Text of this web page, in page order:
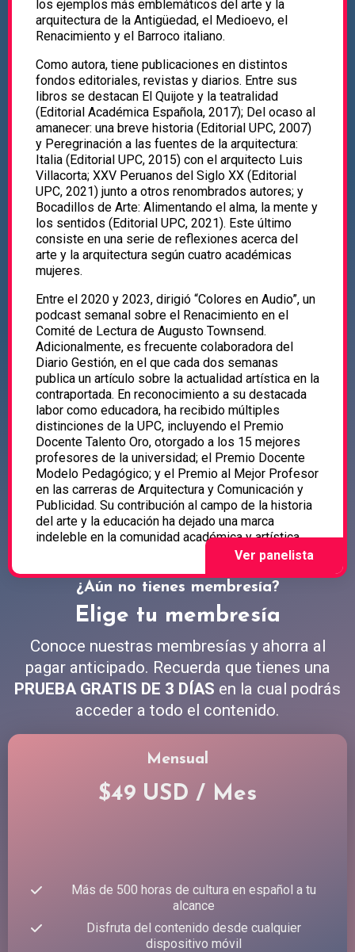
los ejemplos más emblemáticos del arte y la
arquitectura de la Antigüedad, el Medioevo, el
Renacimiento y el Barroco italiano.
Como autora, tiene publicaciones en distintos
fondos editoriales, revistas y diarios. Entre sus
libros se destacan El Quijote y la teatralidad
(Editorial Académica Española, 2017); Del ocaso al
amanecer: una breve historia (Editorial UPC, 2007)
y Peregrinación a las fuentes de la arquitectura:
Italia (Editorial UPC, 2015) con el arquitecto Luis
Villacorta; XXV Peruanos del Siglo XX (Editorial
UPC, 2021) junto a otros renombrados autores; y
Bocadillos de Arte: Alimentando el alma, la mente y
los sentidos (Editorial UPC, 2021). Este último
consiste en una serie de reflexiones acerca del
arte y la arquitectura según cuatro académicas
mujeres.
Entre el 2020 y 2023, dirigió “Colores en Audio”, un
podcast semanal sobre el Renacimiento en el
Comité de Lectura de Augusto Townsend.
Adicionalmente, es frecuente colaboradora del
Diario Gestión, en el que cada dos semanas
publica un artículo sobre la actualidad artística en la
contraportada. En reconocimiento a su destacada
labor como educadora, ha recibido múltiples
distinciones de la UPC, incluyendo el Premio
Docente Talento Oro, otorgado a los 15 mejores
profesores de la universidad; el Premio Docente
Modelo Pedagógico; y el Premio al Mejor Profesor
en las carreras de Arquitectura y Comunicación y
Publicidad. Su contribución al campo de la historia
del arte y la educación ha dejado una marca
indeleble en la comunidad académica y artística.
¿Aún no tienes membresía?
Elige tu membresía
Conoce nuestras membresías y ahorra al
pagar anticipado. Recuerda que tienes una
PRUEBA GRATIS DE 3 DÍAS en la cual podrás
acceder a todo el contenido.
Mensual
$49 USD / Mes
Más de 500 horas de cultura en español a tu
alcance
Disfruta del contenido desde cualquier
dispositivo móvil